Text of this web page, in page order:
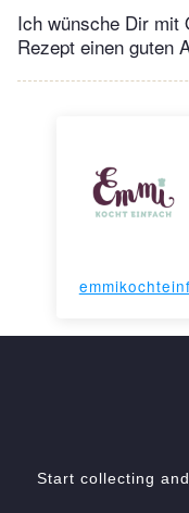
Ich wünsche Dir mit
Rezept einen guten
Start collecting